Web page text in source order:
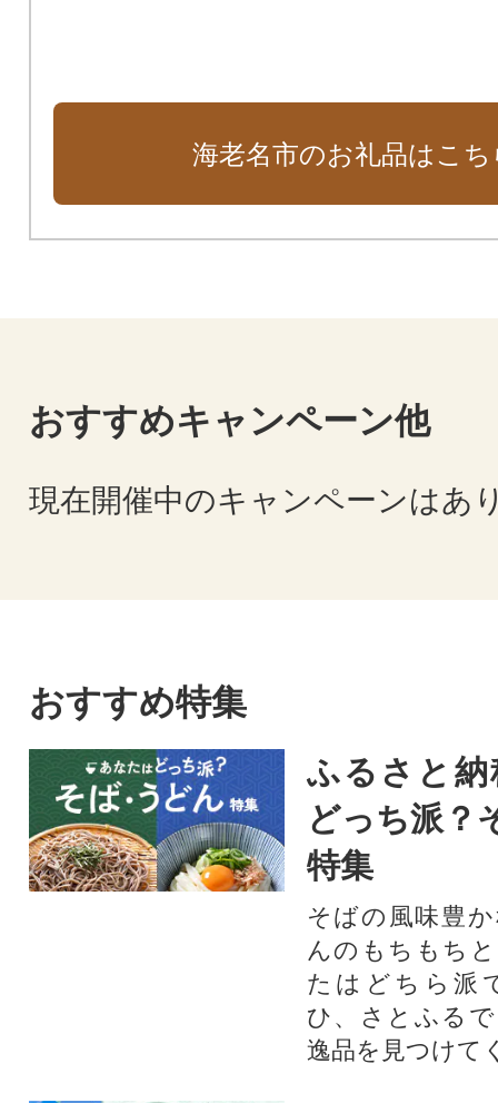
海老名市のお礼品はこち
おすすめキャンペーン他
現在開催中のキャンペーンはあ
おすすめ特集
ふるさと
どっち派？
特集
そばの風味豊
んのもちもち
たはどちら派
ひ、さとふる
逸品を見つけて